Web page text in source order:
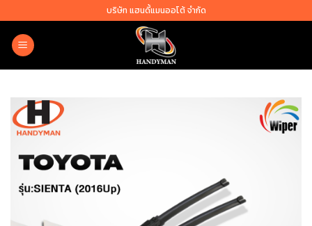
to
content
บริษัท แฮนดี้แมนออโต้ จำกัด